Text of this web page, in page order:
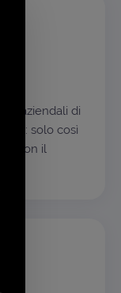
aziendali di
solo così
non il